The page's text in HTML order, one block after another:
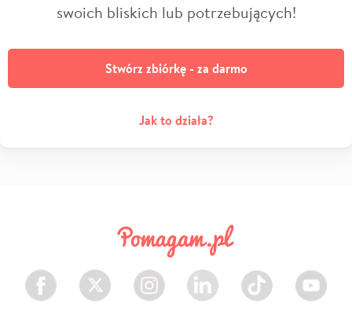
swoich bliskich lub potrzebujących!
Stwórz zbiórkę - za darmo
Jak to działa?
Facebook Twitter Instagram LinkedIn TikTok Youtube